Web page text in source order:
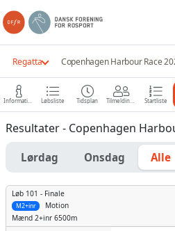
Regatta Copenhagen Harbour Race
Information Løbsliste Tidsplan Tilmeldinger Startliste
Resultater - Copenhagen
Lørdag Onsdag Alle
Løb 101 - Finale
Motion
M2+inr
Mænd 2+inr 6500m